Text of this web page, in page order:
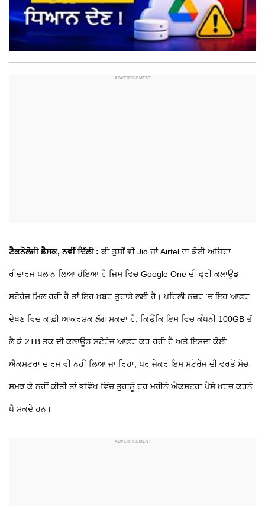
ਟੈਕਨੋਲੋਜੀ ਡੈਸਕ, ਨਵੀਂ ਦਿੱਲੀ : ਕੀ ਤੁਸੀਂ ਵੀ Jio ਜਾਂ Airtel ਦਾ ਕੋਈ ਅਜਿਹਾ
ਰੀਚਾਰਜ ਪਲਾਨ ਲਿਆ ਹੋਇਆ ਹੈ ਜਿਸ ਵਿਚ Google One ਦੀ ਫ੍ਰੀ ਕਲਾਊਡ
ਸਟੋਰੇਜ ਮਿਲ ਰਹੀ ਹੈ ਤਾਂ ਇਹ ਖ਼ਬਰ ਤੁਹਾਡੇ ਲਈ ਹੈ। ਪਹਿਲੀ ਨਜ਼ਰ 'ਚ ਇਹ ਆਫ਼ਰ
ਦੇਖਣ ਵਿਚ ਕਾਫ਼ੀ ਆਕਰਸ਼ਕ ਲੱਗ ਸਕਦਾ ਹੈ, ਕਿਉਂਕਿ ਇਸ ਵਿਚ ਕੰਪਨੀ 100GB ਤੋਂ
ਲੈ ਕੇ 2TB ਤਕ ਦੀ ਕਲਾਊਡ ਸਟੋਰੇਜ ਆਫ਼ਰ ਕਰ ਰਹੀ ਹੈ ਅਤੇ ਇਸਦਾ ਕੋਈ
ਐਕਸਟਰਾ ਚਾਰਜ ਵੀ ਨਹੀਂ ਲਿਆ ਜਾ ਰਿਹਾ, ਪਰ ਜੇਕਰ ਇਸ ਸਟੋਰੇਜ ਦੀ ਵਰਤੋਂ ਸੋਚ-
ਸਮਝ ਕੇ ਨਹੀਂ ਕੀਤੀ ਤਾਂ ਭਵਿੱਖ ਵਿੱਚ ਤੁਹਾਨੂੰ ਹਰ ਮਹੀਨੇ ਐਕਸਟਰਾ ਪੈਸੇ ਖ਼ਰਚ ਕਰਨੇ
ਪੈ ਸਕਦੇ ਹਨ।